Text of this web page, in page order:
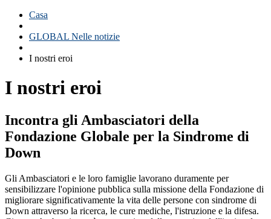
Casa
GLOBAL Nelle notizie
I nostri eroi
I nostri eroi
Incontra gli Ambasciatori della
Fondazione Globale per la Sindrome di
Down
Gli Ambasciatori e le loro famiglie lavorano duramente per
sensibilizzare l'opinione pubblica sulla missione della Fondazione di
migliorare significativamente la vita delle persone con sindrome di
Down attraverso la ricerca, le cure mediche, l'istruzione e la difesa.